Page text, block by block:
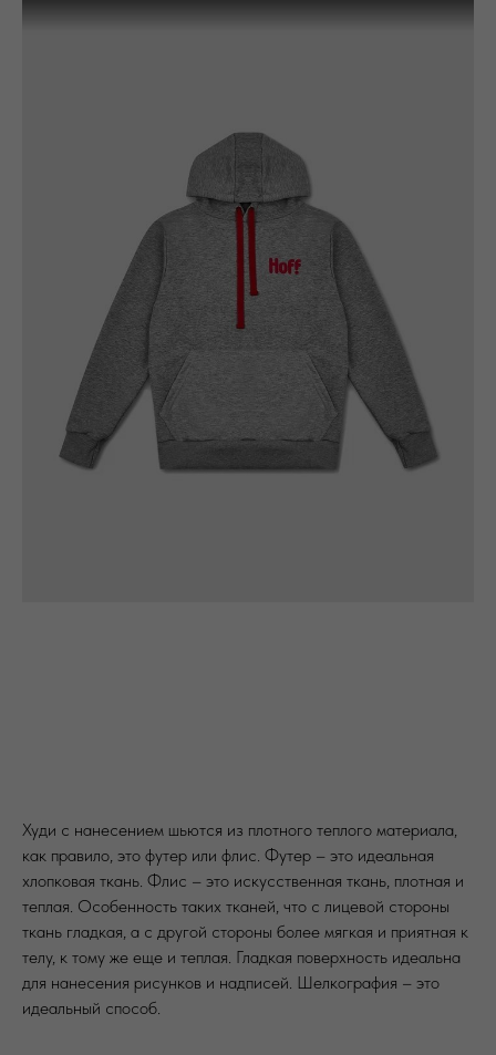
Худи с нанесением шьются из плотного теплого материала,
как правило, это футер или флис. Футер – это идеальная
хлопковая ткань. Флис – это искусственная ткань, плотная и
теплая. Особенность таких тканей, что с лицевой стороны
ткань гладкая, а с другой стороны более мягкая и приятная к
телу, к тому же еще и теплая. Гладкая поверхность идеальна
для нанесения рисунков и надписей. Шелкография – это
идеальный способ.